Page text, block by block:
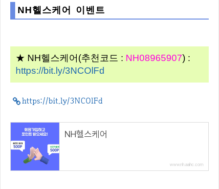
NH헬스케어 이벤트
★ NH헬스케어(추천코드 : NH08965907) :
https://bit.ly/3NCOlFd
https://bit.ly/3NCOlFd
NH헬스케어
www.nh.aaihc.com